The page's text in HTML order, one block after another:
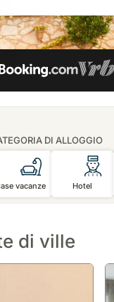
DI ALLOGGIO
vacanze Hotel
di ville